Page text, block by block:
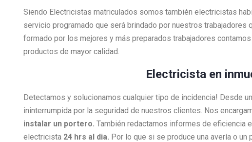
Siendo Electricistas matriculados somos también electricistas
servicio programado que será brindado por nuestros
formado por los mejores y más preparados trabajadores
productos de mayor calidad.
Electricista en
Detectamos y solucionamos cualquier tipo de incidencia! Desde
ininterrumpida por la seguridad de nuestros clientes. Nos
instalar un portero. También redactamos informes de eficiencia
electricista 24 hrs al dia. Por lo que si se produce una avería o